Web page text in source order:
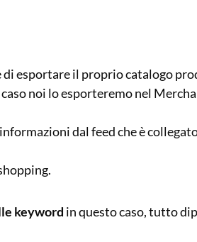
di esportare il proprio catalogo
noi lo esporteremo nel
dal feed che è
keyword in questo caso, tutto